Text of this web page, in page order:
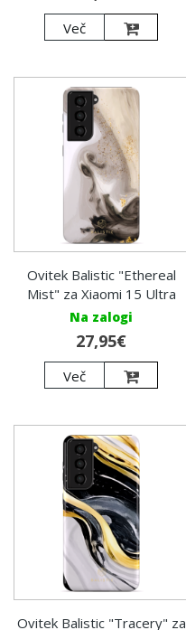
Več
Ovitek Balistic "Ethereal
Mist" za Xiaomi 15 Ultra
Na zalogi
27,95€
Več
Ovitek Balistic "Tracery" za